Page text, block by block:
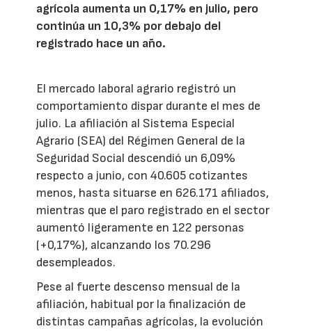
agrícola aumenta un 0,17% en julio, pero
continúa un 10,3% por debajo del
registrado hace un año.
El mercado laboral agrario registró un
comportamiento dispar durante el mes de
julio. La afiliación al Sistema Especial
Agrario (SEA) del Régimen General de la
Seguridad Social descendió un 6,09%
respecto a junio, con 40.605 cotizantes
menos, hasta situarse en 626.171 afiliados,
mientras que el paro registrado en el sector
aumentó ligeramente en 122 personas
(+0,17%), alcanzando los 70.296
desempleados.
Pese al fuerte descenso mensual de la
afiliación, habitual por la finalización de
distintas campañas agrícolas, la evolución